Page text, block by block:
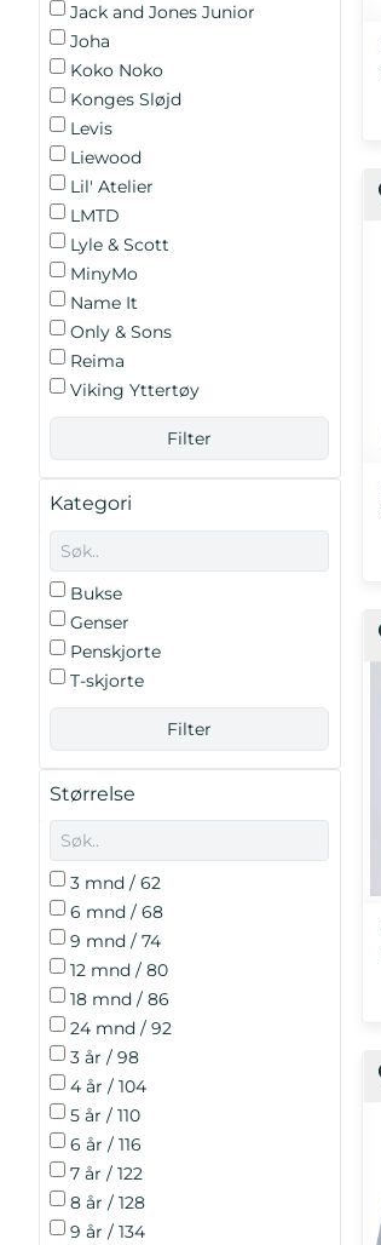
Jack and Jones Junior
Joha
Koko Noko
Konges Sløjd
Levis
Liewood
Lil' Atelier
LMTD
Lyle & Scott
MinyMo
Name It
Only & Sons
Reima
Viking Yttertøy
Kategori
Bukse
Genser
Penskjorte
T-skjorte
Størrelse
3 mnd / 62
6 mnd / 68
9 mnd / 74
12 mnd / 80
18 mnd / 86
24 mnd / 92
3 år / 98
4 år / 104
5 år / 110
6 år / 116
7 år / 122
8 år / 128
9 år / 134